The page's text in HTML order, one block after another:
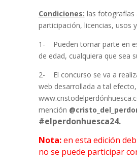
Condiciones: las fotografías
participación, licencias, usos
1- Pueden tomar parte en
de edad, cualquiera que sea
2- El concurso se va a
web desarrollada a tal
mención
#elperdonhuesca24.
Nota: en esta edición
no se puede participar